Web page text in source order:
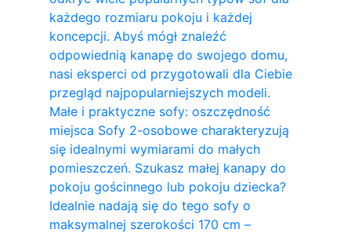
każdego rozmiaru pokoju i każdej
koncepcji. Abyś mógł znaleźć
odpowiednią kanapę do swojego domu,
nasi eksperci od przygotowali dla Ciebie
przegląd najpopularniejszych modeli.
Małe i praktyczne sofy: oszczędność
miejsca Sofy 2-osobowe charakteryzują
się idealnymi wymiarami do małych
pomieszczeń. Szukasz małej kanapy do
pokoju gościnnego lub pokoju dziecka?
Idealnie nadają się do tego sofy o
maksymalnej szerokości 170 cm –